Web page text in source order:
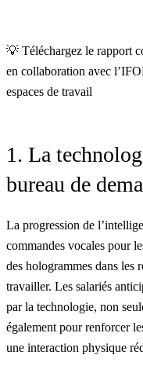
💡 Téléchargez le rapport
en collaboration avec
espaces de travail
1. La
bureau de
La progression de
commandes vocales pour
des hologrammes dans les
travailler. Les salariés
par la technologie, non
également pour renforcer
une interaction physique